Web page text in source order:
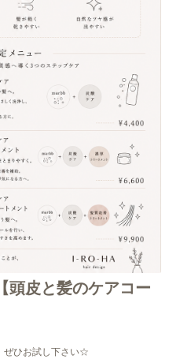
頭皮と髪のケアコー
ひお試し下さい☆